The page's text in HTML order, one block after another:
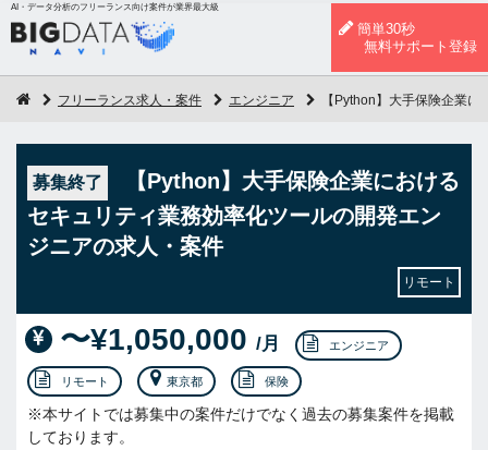
AI・データ分析のフリーランス向け案件が業界最大級
簡単30秒
無料サポート登録
フリーランス求人・案件 エンジニア 【Python】大手保険企業
募集終了
【Python】大手保険企業における
セキュリティ業務効率化ツールの開発エン
ジニアの求人・案件
リモート
〜¥1,050,000 /月 エンジニア
リモート 東京都 保険
※本サイトでは募集中の案件だけでなく過去の募集案件を掲載
しております。